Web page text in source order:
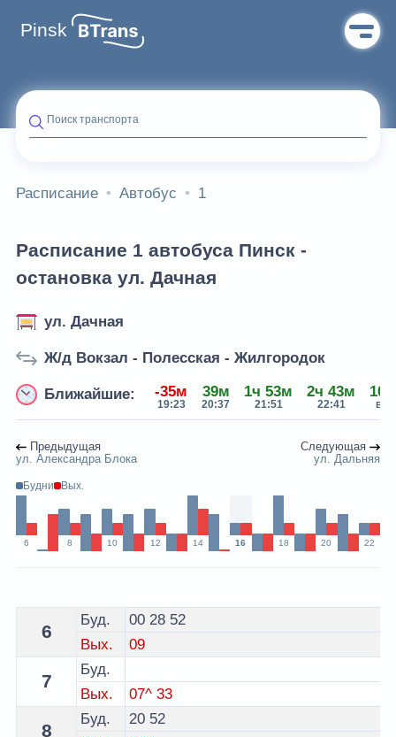
Pinsk
Поиск транспорта
Расписание Автобус 1
Расписание 1 автобуса Пинск -
остановка ул. Дачная
ул. Дачная
Ж/д Вокзал - Полесская - Жилгородок
Ближайшие: -35м
19:23
39м
20:37
1ч 53м
21:51
2ч 43м
22:41 вс
Предыдущая
ул. Александра Блока
Следующая
ул. Дальняя
Будни Вых.
6 8 10 12 14 16 18 20 22
Расписание 1 автобуса Пинск - остановка ул. Дачная
6
Буд. 00 28 52
Вых.
09
7
Буд.
Вых.
07^ 33
8
Буд. 20 52